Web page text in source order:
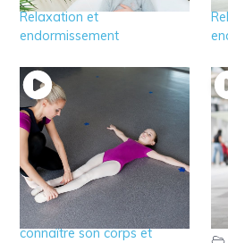
Relaxation et
endormissement
11 – Jeux pour éveiller
l’axe corporel
connaître son corps et